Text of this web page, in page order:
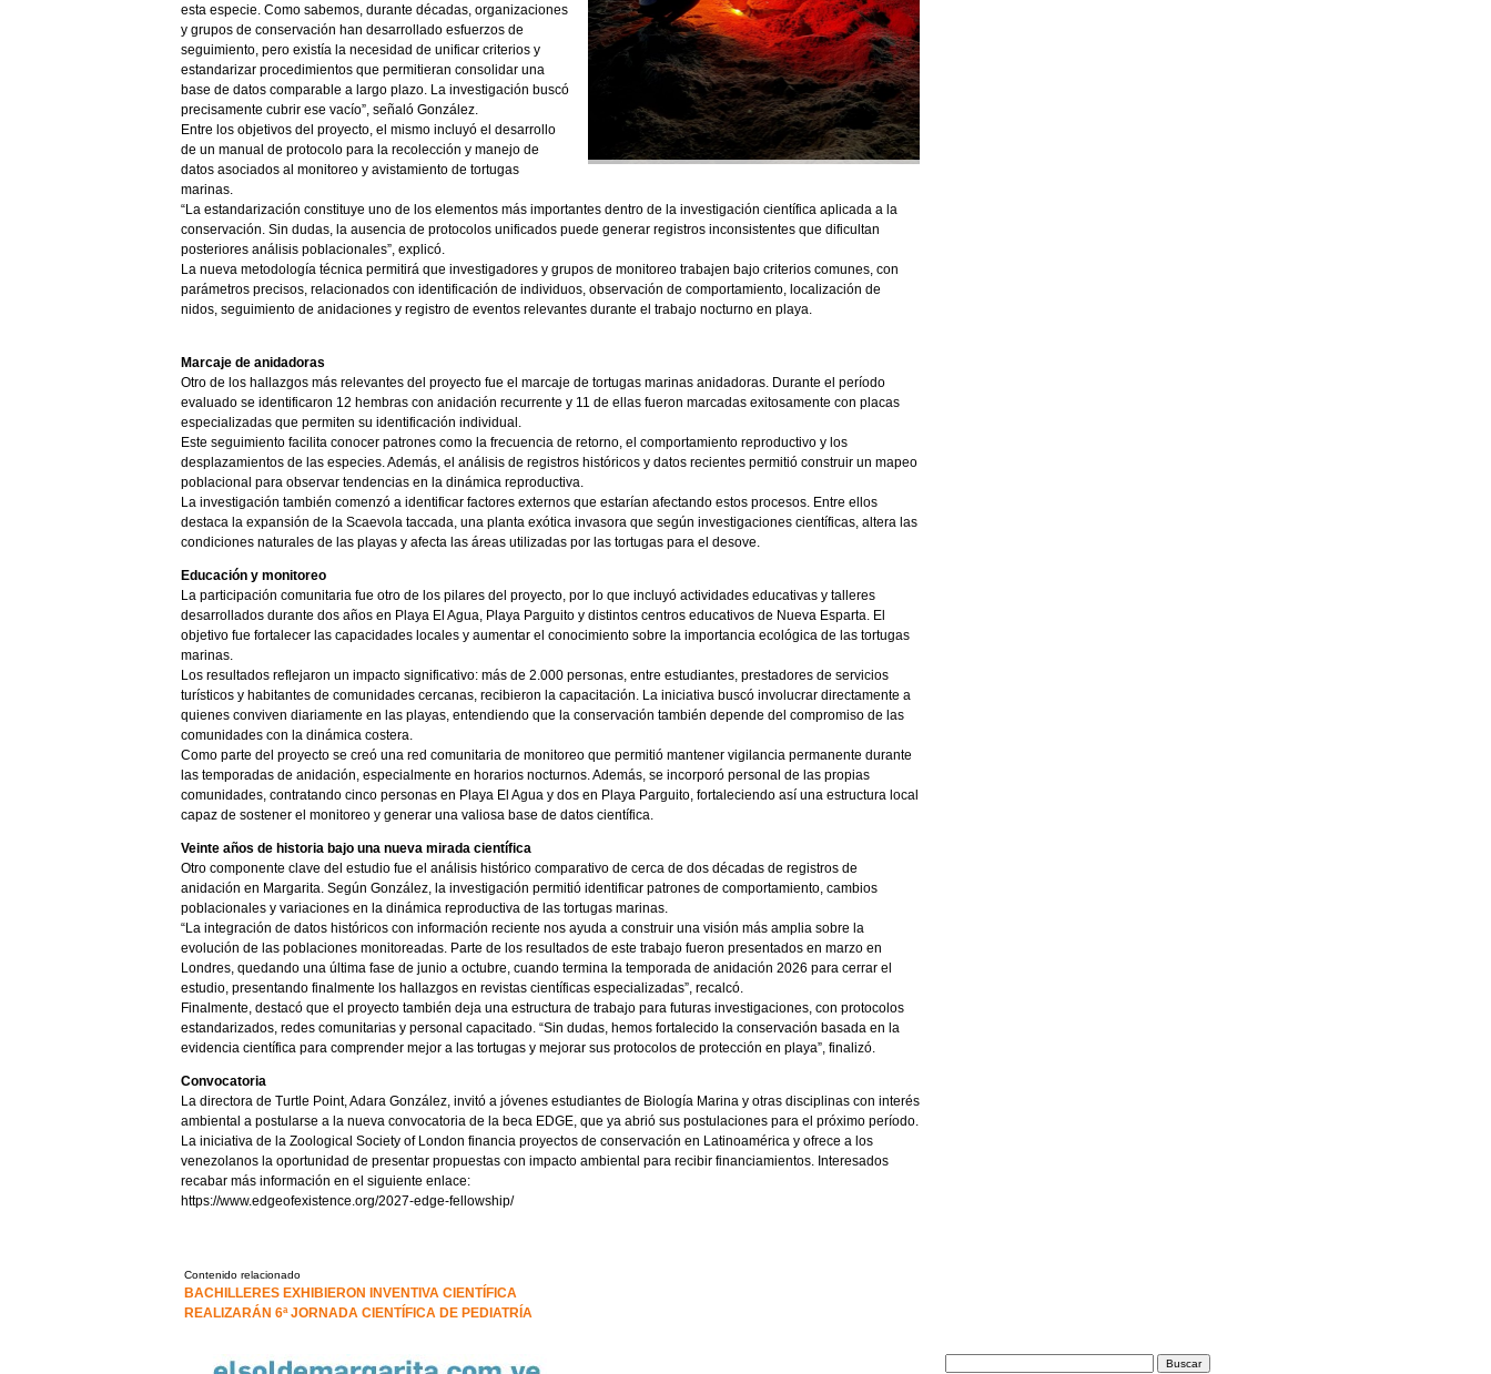
esta especie. Como sabemos, durante décadas, organizaciones
y grupos de conservación han desarrollado esfuerzos de
seguimiento, pero existía la necesidad de unificar criterios y
estandarizar procedimientos que permitieran consolidar una
base de datos comparable a largo plazo. La investigación buscó
precisamente cubrir ese vacío”, señaló González.
Entre los objetivos del proyecto, el mismo incluyó el desarrollo
de un manual de protocolo para la recolección y manejo de
datos asociados al monitoreo y avistamiento de tortugas
marinas.
“La estandarización constituye uno de los elementos más importantes dentro de la investigación científica aplicada a la
conservación. Sin dudas, la ausencia de protocolos unificados puede generar registros inconsistentes que dificultan
posteriores análisis poblacionales”, explicó.
La nueva metodología técnica permitirá que investigadores y grupos de monitoreo trabajen bajo criterios comunes, con
parámetros precisos, relacionados con identificación de individuos, observación de comportamiento, localización de
nidos, seguimiento de anidaciones y registro de eventos relevantes durante el trabajo nocturno en playa.
Marcaje de anidadoras
Otro de los hallazgos más relevantes del proyecto fue el marcaje de tortugas marinas anidadoras. Durante el período
evaluado se identificaron 12 hembras con anidación recurrente y 11 de ellas fueron marcadas exitosamente con placas
especializadas que permiten su identificación individual.
Este seguimiento facilita conocer patrones como la frecuencia de retorno, el comportamiento reproductivo y los
desplazamientos de las especies. Además, el análisis de registros históricos y datos recientes permitió construir un mapeo
poblacional para observar tendencias en la dinámica reproductiva.
La investigación también comenzó a identificar factores externos que estarían afectando estos procesos. Entre ellos
destaca la expansión de la Scaevola taccada, una planta exótica invasora que según investigaciones científicas, altera las
condiciones naturales de las playas y afecta las áreas utilizadas por las tortugas para el desove.
Educación y monitoreo
La participación comunitaria fue otro de los pilares del proyecto, por lo que incluyó actividades educativas y talleres
desarrollados durante dos años en Playa El Agua, Playa Parguito y distintos centros educativos de Nueva Esparta. El
objetivo fue fortalecer las capacidades locales y aumentar el conocimiento sobre la importancia ecológica de las tortugas
marinas.
Los resultados reflejaron un impacto significativo: más de 2.000 personas, entre estudiantes, prestadores de servicios
turísticos y habitantes de comunidades cercanas, recibieron la capacitación. La iniciativa buscó involucrar directamente a
quienes conviven diariamente en las playas, entendiendo que la conservación también depende del compromiso de las
comunidades con la dinámica costera.
Como parte del proyecto se creó una red comunitaria de monitoreo que permitió mantener vigilancia permanente durante
las temporadas de anidación, especialmente en horarios nocturnos. Además, se incorporó personal de las propias
comunidades, contratando cinco personas en Playa El Agua y dos en Playa Parguito, fortaleciendo así una estructura local
capaz de sostener el monitoreo y generar una valiosa base de datos científica.
Veinte años de historia bajo una nueva mirada científica
Otro componente clave del estudio fue el análisis histórico comparativo de cerca de dos décadas de registros de
anidación en Margarita. Según González, la investigación permitió identificar patrones de comportamiento, cambios
poblacionales y variaciones en la dinámica reproductiva de las tortugas marinas.
“La integración de datos históricos con información reciente nos ayuda a construir una visión más amplia sobre la
evolución de las poblaciones monitoreadas. Parte de los resultados de este trabajo fueron presentados en marzo en
Londres, quedando una última fase de junio a octubre, cuando termina la temporada de anidación 2026 para cerrar el
estudio, presentando finalmente los hallazgos en revistas científicas especializadas”, recalcó.
Finalmente, destacó que el proyecto también deja una estructura de trabajo para futuras investigaciones, con protocolos
estandarizados, redes comunitarias y personal capacitado. “Sin dudas, hemos fortalecido la conservación basada en la
evidencia científica para comprender mejor a las tortugas y mejorar sus protocolos de protección en playa”, finalizó.
Convocatoria
La directora de Turtle Point, Adara González, invitó a jóvenes estudiantes de Biología Marina y otras disciplinas con interés
ambiental a postularse a la nueva convocatoria de la beca EDGE, que ya abrió sus postulaciones para el próximo período.
La iniciativa de la Zoological Society of London financia proyectos de conservación en Latinoamérica y ofrece a los
venezolanos la oportunidad de presentar propuestas con impacto ambiental para recibir financiamientos. Interesados
recabar más información en el siguiente enlace:
https://www.edgeofexistence.org/2027-edge-fellowship/
Contenido relacionado
BACHILLERES EXHIBIERON INVENTIVA CIENTÍFICA
REALIZARÁN 6ª JORNADA CIENTÍFICA DE PEDIATRÍA